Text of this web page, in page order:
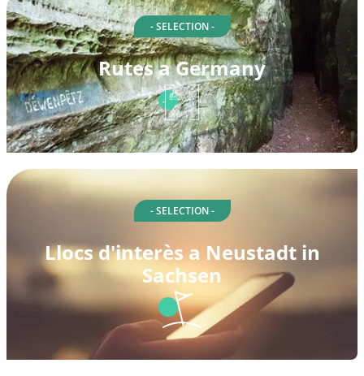
- SELECTION -
Rutes a Germany
- SELECTION -
Llocs d'interès a Neustadt in
Sachsen